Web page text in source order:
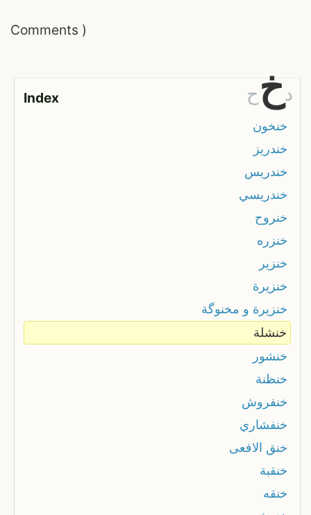
Comments )
Index ح خد
خنخون
خندريز
خندريس
خندريسي
خنروح
خنزره
خنزير
خنزيرة
خنزيرة و مخنوگة
خنشلة
خنشور
خنظنة
خنفروش
خنفشاري
خنق الافعى
خنقبة
خنقه